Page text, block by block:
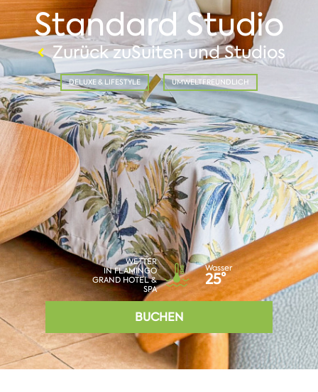
Standard Studio
Zurück zuSuiten und Studios
DELUXE & LIFESTYLE UMWELTFREUNDLICH
WETTER
IN FLAMINGO
GRAND HOTEL &
SPA
Wasser
25°
BUCHEN